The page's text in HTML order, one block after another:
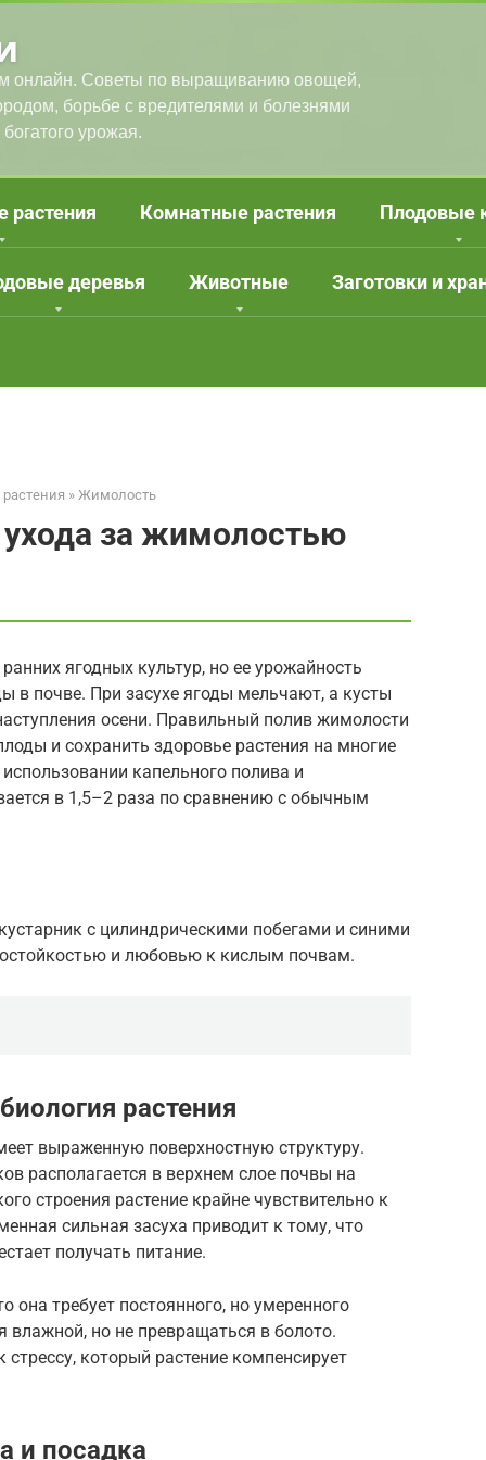
онлайн. Советы по выращиванию овощей,
борьбе с вредителями и болезнями
урожая.
растения Комнатные растения Плодовые
деревья Животные Заготовки и
» Жимолость
за жимолостью
ягодных культур, но ее урожайность
в почве. При засухе ягоды мельчают, а кусты
осени. Правильный полив жимолости
и сохранить здоровье растения на многие
капельного полива и
в 1,5–2 раза по сравнению с обычным
с цилиндрическими побегами и синими
и любовью к кислым почвам.
растения
выраженную поверхностную структуру.
располагается в верхнем слое почвы на
строения растение крайне чувствительно к
сильная засуха приводит к тому, что
получать питание.
она требует постоянного, но умеренного
но не превращаться в болото.
который растение компенсирует
и посадка